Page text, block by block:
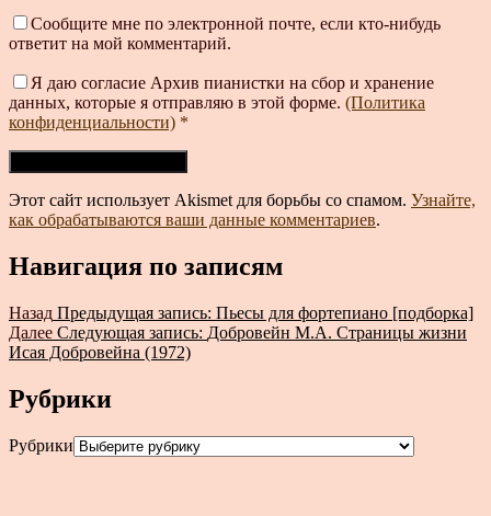
Сообщите мне по электронной почте, если кто-нибудь
ответит на мой комментарий.
Я даю согласие Архив пианистки на сбор и хранение
данных, которые я отправляю в этой форме. (Политика
конфиденциальности) *
Этот сайт использует Akismet для борьбы со спамом. Узнайте,
как обрабатываются ваши данные комментариев.
Навигация по записям
Назад Предыдущая запись: Пьесы для фортепиано [подборка]
Далее Следующая запись: Добровейн М.А. Страницы жизни
Исая Добровейна (1972)
Рубрики
Рубрики